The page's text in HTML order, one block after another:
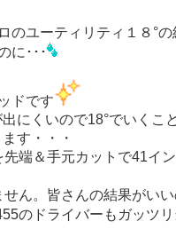
ユーティリティ１８°の
に･･･
ドです
にくいので18°でいくこ
す・・・
端＆手元カットで41イ
ん。皆さんの結果がい
のドライバーもガッツ